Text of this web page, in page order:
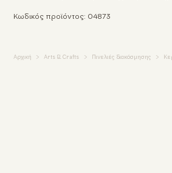
Κωδικός προϊόντος: 04873
Αρχική Arts & Crafts Πινελιές διακόσμησης